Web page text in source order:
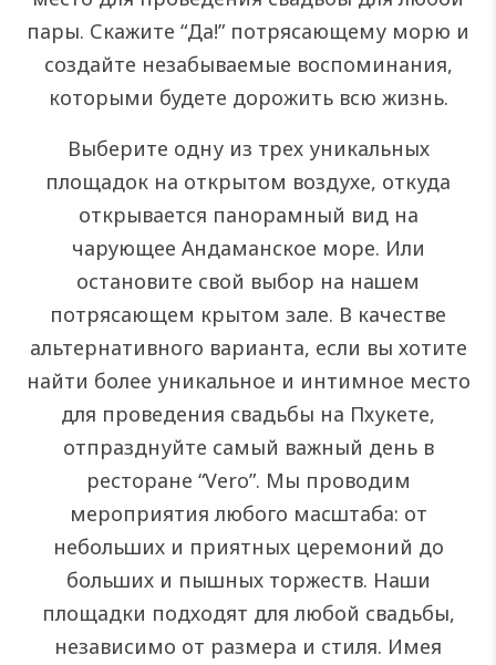
пары. Скажите “Да!” потрясающему морю и
создайте незабываемые воспоминания,
которыми будете дорожить всю жизнь.
Выберите одну из трех уникальных
площадок на открытом воздухе, откуда
открывается панорамный вид на
чарующее Андаманское море. Или
остановите свой выбор на нашем
потрясающем крытом зале. В качестве
альтернативного варианта, если вы хотите
найти более уникальное и интимное место
для проведения свадьбы на Пхукете,
отпразднуйте самый важный день в
ресторане “Vero”. Мы проводим
мероприятия любого масштаба: от
небольших и приятных церемоний до
больших и пышных торжеств. Наши
площадки подходят для любой свадьбы,
независимо от размера и стиля. Имея